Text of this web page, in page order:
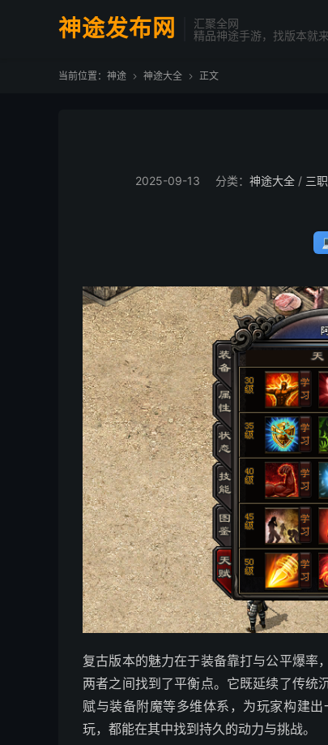
神途发布网
汇聚全网
精品神途手游，找版本就
当前位置： 神途  神途大全  正文
2025-09-13 分类： 神途大全 / 三
复古版本的魅力在于装备靠打与公平爆率
两者之间找到了平衡点。它既延续了传统
赋与装备附魔等多维体系，为玩家构建
玩，都能在其中找到持久的动力与挑战。